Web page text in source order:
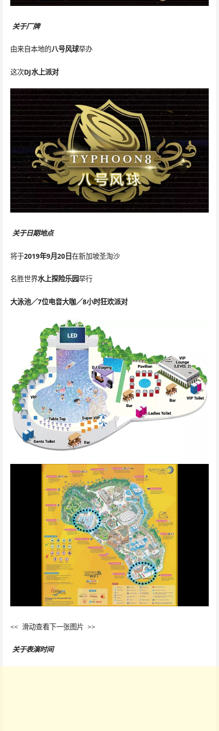
关于厂牌
由来自本地的八号风球举办
这次DJ水上派对
关于日期地点
将于2019年9月20日在新加坡圣淘沙
名胜世界水上探险乐园举行
大泳池／7位电音大咖／8小时狂欢派对
<< 滑动查看下一张图片 >>
关于表演时间